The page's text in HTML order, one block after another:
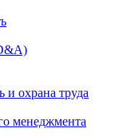
и охрана труда
менеджмента